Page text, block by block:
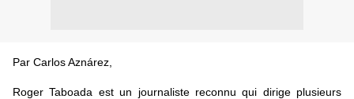
Par Carlos Aznárez,
Roger Taboada est un journaliste reconnu qui dirige plusieurs